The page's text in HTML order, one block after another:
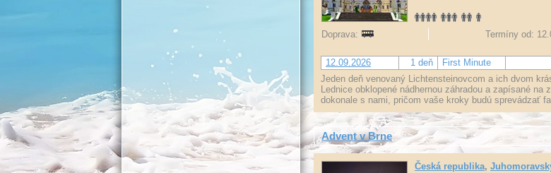
Doprava:
Termíny od:
12.09.2026 1 deň First Minute
Jeden deň venovaný Lichtensteinovcom a ich dvom
Lednice obklopené nádhernou záhradou a zapísané
dokonale s nami, pričom vaše kroky budú sprevádzať
Advent v Brne
Česká republika,